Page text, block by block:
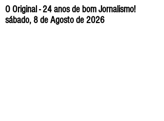
O Original - 24 anos de bom Jornalismo!
sábado, 8 de Agosto de 2026